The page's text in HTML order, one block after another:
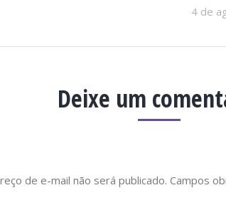
4 de
Deixe um
de e-mail não será publicado. Campos